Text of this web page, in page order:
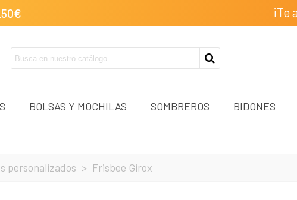
BOLSAS Y MOCHILAS SOMBREROS BIDONES
personalizados > Frisbee Girox